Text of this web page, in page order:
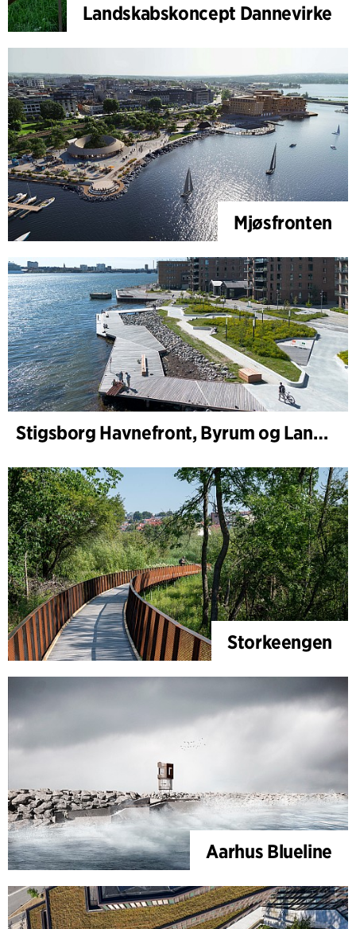
Landskabskoncept Dannevirke
Mjøsfronten
Stigsborg Havnefront, Byrum og Landskab
Storkeengen
Aarhus Blueline